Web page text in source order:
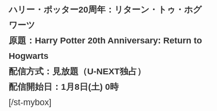
ハリー・ポッター20周年：リターン・トゥ・ホグ
ワーツ
原題：Harry Potter 20th Anniversary: Return to
Hogwarts
配信方式：見放題（U-NEXT独占）
配信開始日：1月8日(土) 0時
[/st-mybox]